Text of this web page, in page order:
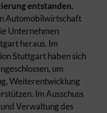
entstanden.
Automobilwirtschaft
Unternehmen
heraus. Im
Stuttgart haben sich
um
Weiterentwicklung
Im Ausschuss
Verwaltung des